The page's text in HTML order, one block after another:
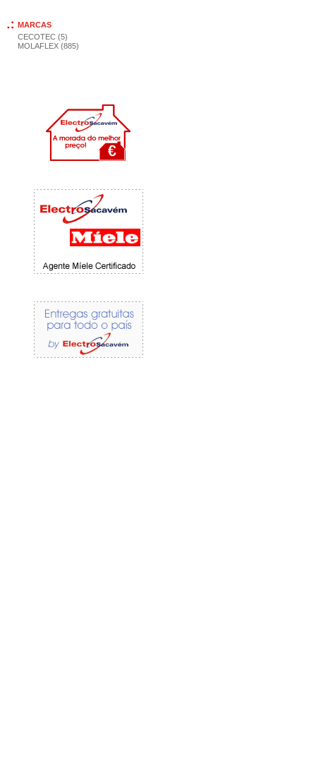
MARCAS
CECOTEC (5)
MOLAFLEX (885)